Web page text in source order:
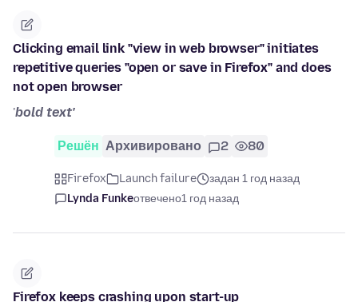
Clicking email link "view in web browser" initiates
repetitive queries "open or save in Firefox" and does
not open browser
'bold text'
Решён Архивировано 2 80
Firefox Launch failure
задан 1 год назад
Lynda Funkeотвечено1 год назад
Firefox keeps crashing upon start-up